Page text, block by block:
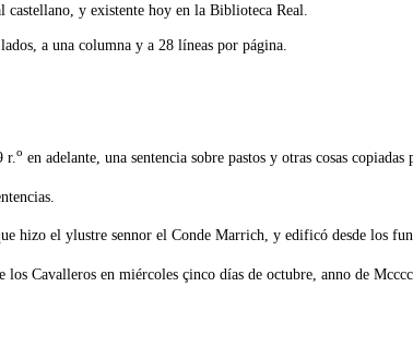
y existente hoy en la Biblioteca Real.
a una columna y a 28 líneas por página.
r. o en adelante, una sentencia sobre pastos y otras cosas
hizo el ylustre sennor el Conde Marrich, y edificó desde los
los Cavalleros en miércoles çinco días de octubre, anno de